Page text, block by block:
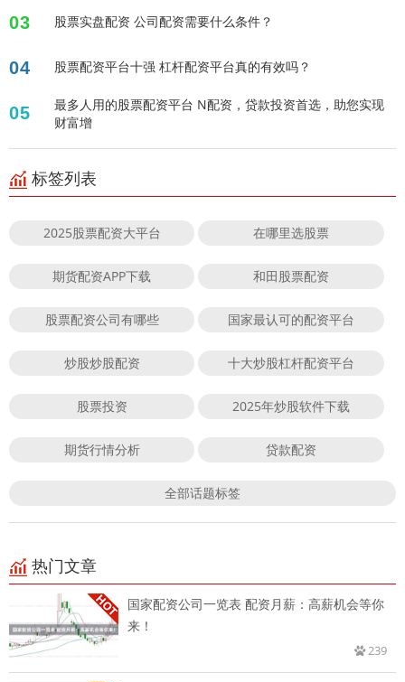
03 股票实盘配资 公司配资需要什么条件？
04 股票配资平台十强 杠杆配资平台真的有效吗？
05
最多人用的股票配资平台 N配资，贷款投资首选，助您实现
财富增
标签列表
2025股票配资大平台 在哪里选股票
期货配资APP下载 和田股票配资
股票配资公司有哪些 国家最认可的配资平台
炒股炒股配资 十大炒股杠杆配资平台
股票投资 2025年炒股软件下载
期货行情分析 贷款配资
全部话题标签
热门文章
国家配资公司一览表 配资月薪：高薪机会等你
来！
239